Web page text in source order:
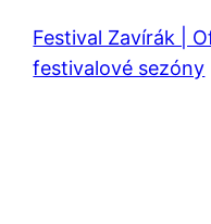
Festival Zavírák |
festivalové sezóny